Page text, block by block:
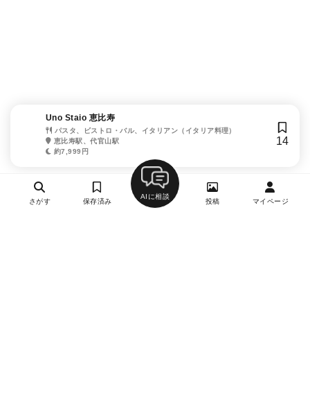
Uno Staio 恵比寿
パスタ、ビストロ・バル、イタリアン（イタリア料理）
恵比寿駅、代官山駅
約7,999円
14
さがす 保存済み
AIに相談
投稿 マイページ